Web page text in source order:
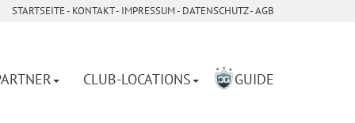
STARTSEITE- ­ KONTAKT- ­ IMPRESSUM- ­ DATENSCHUTZ-AGB
CLUB-LOCATIONS GUIDE